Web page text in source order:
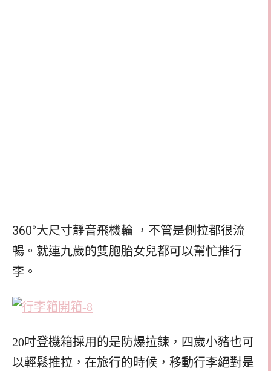
360°大尺寸靜音飛機輪 ，不管是側拉都很流
暢。就連九歲的雙胞胎女兒都可以幫忙推行
李。
20吋登機箱採用的是防爆拉鍊，四歲小豬也可
以輕鬆推拉，在旅行的時候，移動行李絕對是